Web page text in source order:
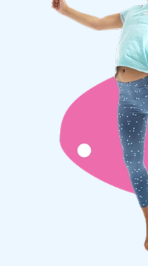
verankeringsmateriaal,
handleiding. Zo kan het
Sterke, hoge kwaliteit
Alle JB kussens worden op
meervoudig gestikt en zijn
PVC. Door deze kwaliteit is
gemakkelijk schoon te
jaar garantie. Hierdoor
optimaal speelplezier.
Koop deze spectaculaire
klanten een fantastische
Al meer dan 15 jaar een